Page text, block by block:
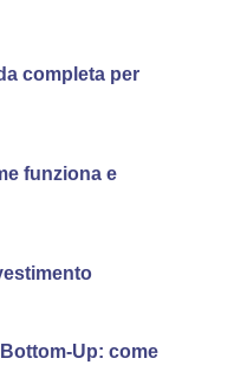
completa per
funziona e
Up: come